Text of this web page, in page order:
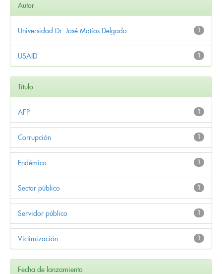
Autor
1
Universidad Dr. José Matías Delgado
1
USAID
Título
1
AFP
1
Corrupción
1
Endémico
1
Sector público
1
Servidor público
1
Victimización
Fecha de lanzamiento